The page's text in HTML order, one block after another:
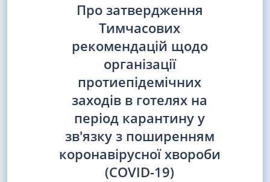
Про затвердження
Тимчасових
рекомендацій щодо
організації
протиепідемічних
заходів в готелях на
період карантину у
зв'язку з поширенням
коронавірусної хвороби
(COVID-19)